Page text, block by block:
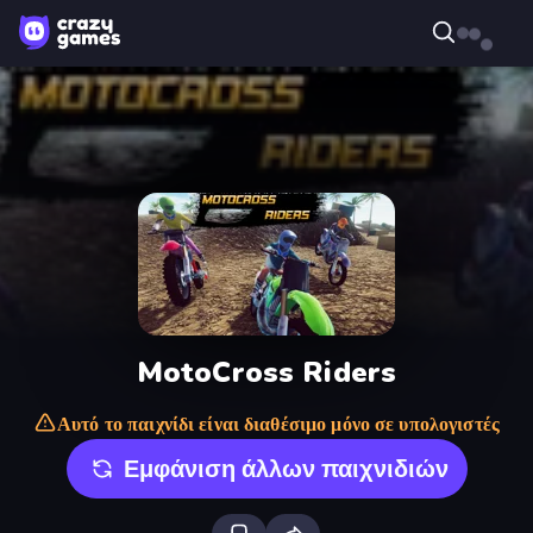
MotoCross Riders
Αυτό το παιχνίδι είναι διαθέσιμο μόνο σε υπολογιστές
Εμφάνιση άλλων παιχνιδιών